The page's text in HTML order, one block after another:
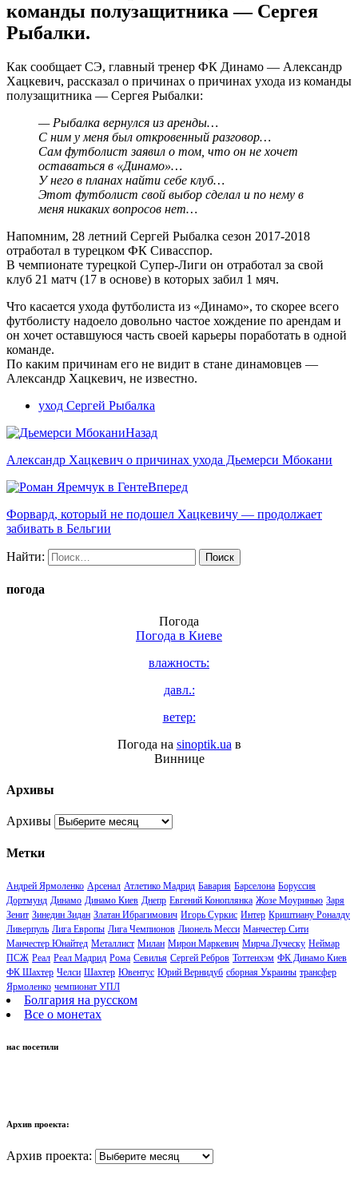
команды полузащитника — Сергея
Рыбалки.
Как сообщает СЭ, главный тренер ФК Динамо — Александр
Хацкевич, рассказал о причинах о причинах ухода из команды
полузащитника — Сергея Рыбалки:
— Рыбалка вернулся из аренды…
С ним у меня был откровенный разговор…
Сам футболист заявил о том, что он не хочет
оставаться в «Динамо»…
У него в планах найти себе клуб…
Этот футболист свой выбор сделал и по нему в
меня никаких вопросов нет…
Напомним, 28 летний Сергей Рыбалка сезон 2017-2018
отработал в турецком ФК Сивасспор.
В чемпионате турецкой Супер-Лиги он отработал за свой
клуб 21 матч (17 в основе) в которых забил 1 мяч.
Что касается ухода футболиста из «Динамо», то скорее всего
футболисту надоело довольно частое хождение по арендам и
он хочет оставшуюся часть своей карьеры поработать в одной
команде.
По каким причинам его не видит в стане динамовцев —
Александр Хацкевич, не известно.
уход Сергей Рыбалка
Назад
Александр Хацкевич о причинах ухода Дьемерси Мбокани
Вперед
Форвард, который не подошел Хацкевичу — продолжает
забивать в Бельгии
Найти:
погода
Погода
Погода в Киеве
влажность:
давл.:
ветер:
Погода на sinoptik.ua в
Виннице
Архивы
Архивы
Метки
Андрей Ярмоленко Арсенал Атлетико Мадрид Бавария Барселона Боруссия
Дортмунд Динамо Динамо Киев Днепр Евгений Коноплянка Жозе Моуринью Заря
Зенит Зинедин Зидан Златан Ибрагимович Игорь Суркис Интер Криштиану Роналду
Ливерпуль Лига Европы Лига Чемпионов Лионель Месси Манчестер Сити
Манчестер Юнайтед Металлист Милан Мирон Маркевич Мирча Луческу Неймар
ПСЖ Реал Реал Мадрид Рома Севилья Сергей Ребров Тоттенхэм ФК Динамо Киев
ФК Шахтер Челси Шахтер Ювентус Юрий Вернидуб сборная Украины трансфер
Ярмоленко чемпионат УПЛ
Болгария на русском
Все о монетах
нас посетили
Архив проекта:
Архив проекта: